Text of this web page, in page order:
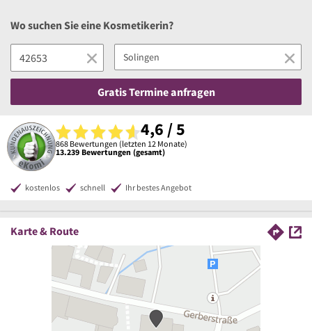
Wo suchen Sie eine Kosmetikerin?
Gratis Termine anfragen
4,6 / 5
868 Bewertungen (letzten 12 Monate)
13.239 Bewertungen (gesamt)
kostenlos schnell Ihr bestes Angebot
Karte & Route